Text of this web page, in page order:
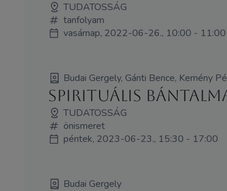
TUDATOSSÁG
tanfolyam
vasárnap, 2022-06-26., 10:00 - 11:00
Budai Gergely, Gánti Bence, Kemény
Spirituális
TUDATOSSÁG
önismeret
péntek, 2023-06-23., 15:30 - 17:00
Budai Gergely